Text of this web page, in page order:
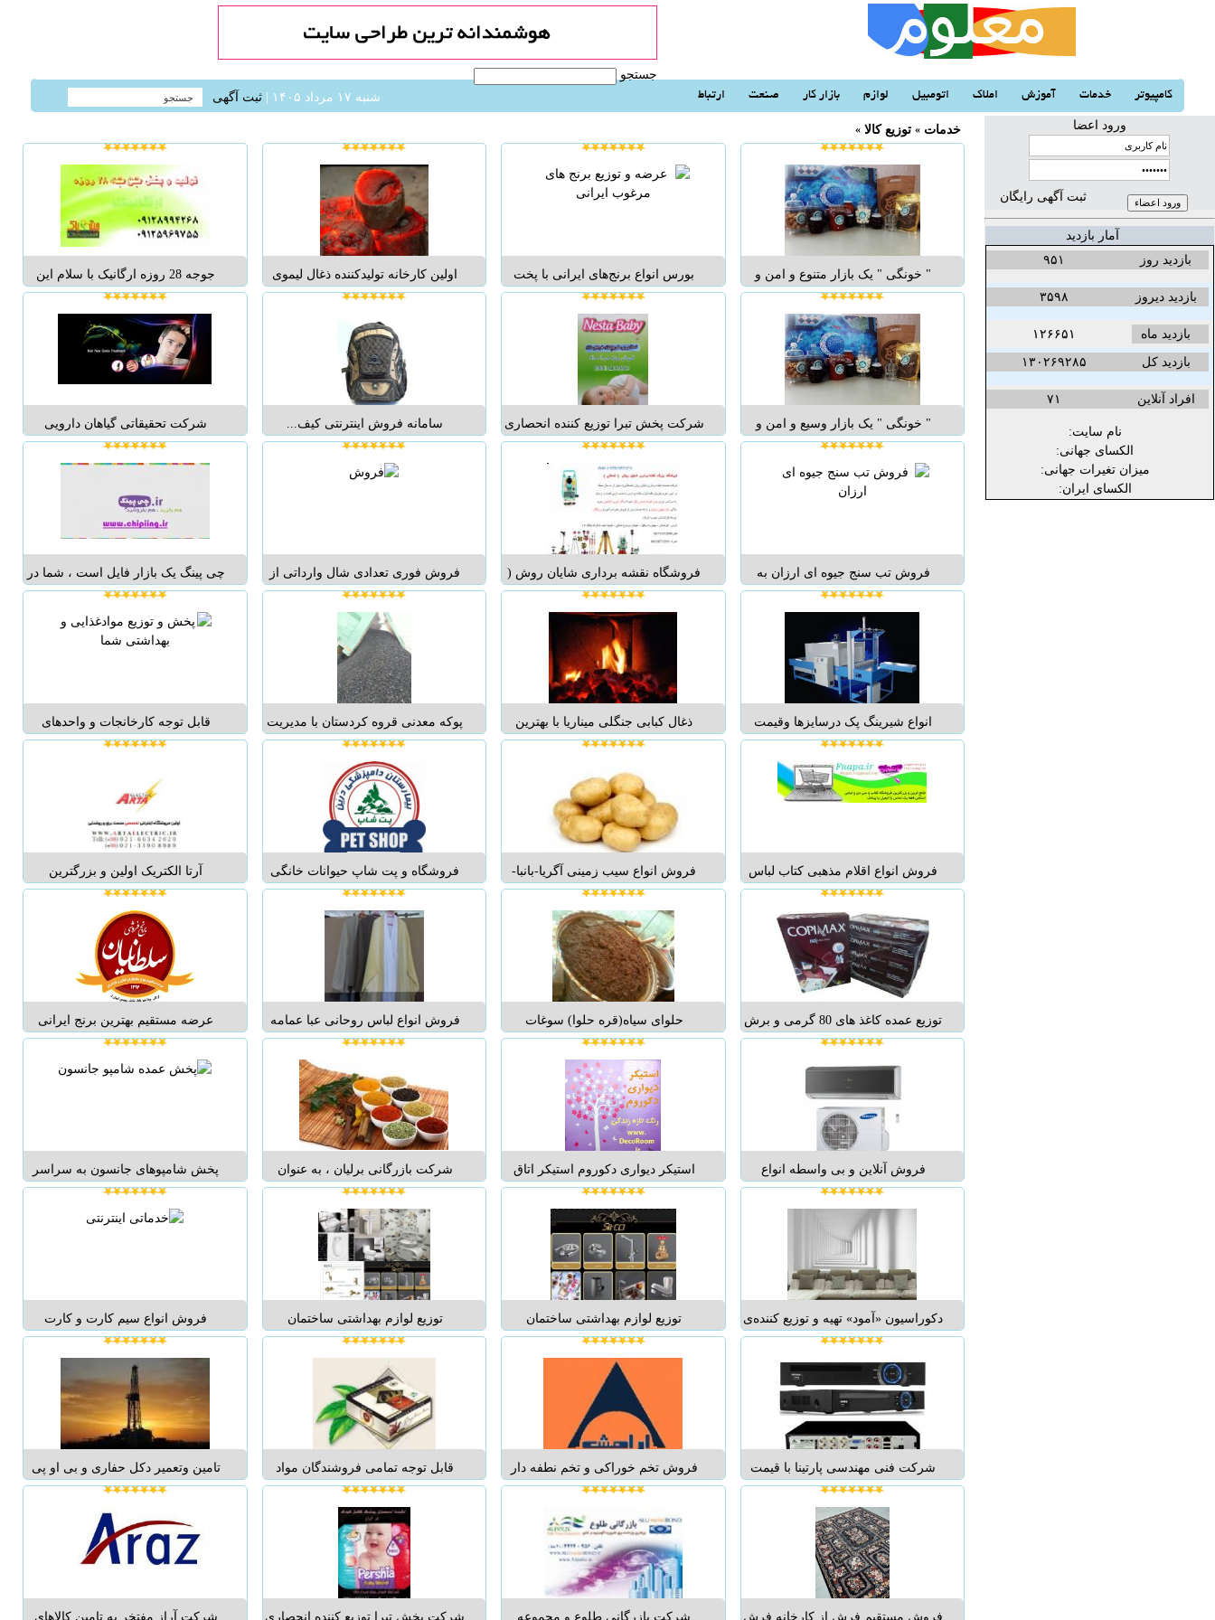
شنبه ۱۷ مرداد ۱۴۰۵ | ثبت آگهی
جستجو
کامپیوتر خدمات آموزش املاک اتومبیل لوازم بازار کار صنعت ارتباط
خدمات « توزیع كالا «
" خونگی " یک بازار متنوع و امن و
آنلاین برای خرید انواع محصولات
خانگی و دست ساز است. در این
سایت انواع محصولات خانگی از قبیل
ترشی جات، مربا و ملزومات صبحانه،
نان های طعم دار، کیک و ...
بورس انواع برنج‌های ایرانی با پخت
عالی و با نازلترین قیمت شامل طارم
محلی طارم فریدونکنار طارم هاشمی
دمسیاه استخوانی برنج‌های پر محصول
شیرودی و نیمه برنج بر...
اولین کارخانه تولیدکننده ذغال لیموی
صادراتی ایران(میناریا به مناسبت فرا
باورنکردنی به عمده فروشان محترم
ومراکزپخش ذغال تهران کرج
وشهرستانهای مجاور عرضه میدارد
بد...
جوجه 28 روزه ارگانیک با سلام این
مرکز خود را متعهد و متضمن که
جوجه ها پس از تولد بصورت کاملا
طبیعی و بدون استفاده از داروهای
مکمل رشد در مرغداری پرورش می
یابند و همچنین در طول دوره رشد از
" خونگی " یک بازار وسیع و امن و
آنلاین برای خرید انواع محصولات
خانگی و دست ساز است. انواع
محصولات خانگی از قبیل ترشی جات،
مربا و ملزومات صبحانه، نان های
شرکت پخش تبرا توزیع کننده انحصاری
محصولات پوشک کامل کودک پرشیا و
نستا بیبی ، دستمال کاغذی و دستمال
مرطوب جهت خرید عمده با تخفیفات
خاص وهزینه حمل رایگان با ما تماس
بگیرید. ادرس : سه راه خرمشهر- قبل
...
سامانه فروش اینترنتی کیف...
شرکت تحقیقاتی گیاهان دارویی
بوستان یزد برخلاف روش‌های درمانی
طب نوین که فقط بر تاثیر عوامل
خارجی مانند الودگی هوا و کمبود
بعضی از یونها در ساقه مو از عوامل
ر...
فروش تب سنج جیوه ای ارزان به
مقدار نا محدود...
فروشگاه نقشه برداری شایان روش (
اصلانی )...
فروش فوری تعدادی شال وارداتی از
بهترین برندهای ترک با رنگ بندی های
متنوع به صورت عمده و یکجا با بهترین
قیمت و کیفیت...
چی پینگ یک بازار فایل است ، شما در
چی پینگ هم مصرف کننده ، هم
فروشنده و هم خریدار هستید. در چی
پینگ بدون محدودیت می توانید فایل
های خودتان را با دیگر کاربران به
انواع شیرینگ پک درسایزها وقیمت
های مختلف ...
ذغال کبابی جنگلی میناریا با بهترین
کیفیت در تناژبالای دوتن به بالا به
09120238603 زندی 09120238603
زندی 02176214876 ابراهیمی ...
پوکه معدنی قروه کردستان با مدیریت
عباس فعله گری آماده خدمات دهی
برای هموطننان گرامی می باشد پوکه
معدنی قروه سبک وارزان در سایزهای
بادامی نخودی عدسی و ماسه ای برای
شیب بندی کف سازی وبلوک زنی لطفا
برای...
قابل توجه کارخانجات و واحدهای
تولیدی مواد غذایی و بهداشتی: یک
واقع در شمال کشور با امکانات وسیع ،
آمادگی خود را جهت پخش و توزیع
مواد غذایی و بهداشتی در شمال کشور
ب...
فروش انواع اقلام مذهبی کتاب لباس
طلبگی انواع نرم افزار انواع لباس
روحانی و.........
فروش انواع سیب زمینی آگریا-بانبا-
اسپریت-سانته جلی و ..... بهترین نوع
سیب زمینی راباکمترین قیمت از ما
بخواهید. ...
فروشگاه و پت شاپ حیوانات خانگی
بیمارستان دامپزشکی درین کاملترین
مرکز فروش لوازم حیوانات خانگی
سگ گربه پرند و پرندگان زینتی
جوندگان با برترین برندهای جهانی و با
کیفیت ترین محصولات حیوانات
خانگ...
آرتا الکتریک اولین و بزرگترین
فروشگاه اینترنتی تخصصی صنعت
برق و روشنایی کشور با متنوع ترین
محصولات تضمین کیفیت ، بهترین
قیمت و ارسال سریع به سراسر کشور
تکفروشی و عمده فروشی با
مناسب...
توزیع عمده کاغذ های 80 گرمی و برش
لیزری خورده کره ای ،چینی و هندی با
حلوای سیاه(قره حلوا) سوغات
مخصوص استان اردبیل حلوای سیاه
سوغاتی مخصوص اردبیل که بصورت
سنتی و در دیگهایی به نام تیان پخت
میگردد و بعنوان غذای مقوی مورد
استفاده میباشد حلوای سیاه با داشتن
خاصیت درمان...
فروش انواع لباس روحانی عبا عمامه
قبا و.... با 20 درصد تخفیف فروشگاه
عرضه مستقیم بهترین برنج ایرانی
ازشالیکاران گیلان ومازندران وگلستان
به سراسرکشوروجهان فروش نقدی
فروش آنلاین و بی واسطه انواع
کولرگازی اسپلیت دوتکه دیواری پنجره
ای و ایستاده از معتبرترین برندها مانند
اوجنرال سامسونگ ال جی گری
هایسنس و.... به همراه نصب رایگان...
استیکر دیواری دکوروم استیکر اتاق
کودک ...
شرکت بازرگانی برلیان ، به عنوان
یکی از فعالین صنایع غذایی کشور
آمادگی خود را جهت تامین مواد اولیه
کارخانه جات صنایع غذایی و سایر
مراکز مصرف اعلام می دارد
محصولات : پودر خردل کانادایی کد
103 پودر ...
پخش شامپوهای جانسون به سراسر
کشور فروش عمده شامپوهای جانسون
200 میل و 300 میل به سراسر کشور
دکوراسیون «آمود» تهیه و توزیع کننده‌ی
انواع پوسترهای سه بعدی قابل
شستشو پوسترهای دیواری با طرح و
ابعاد « دلخواه » شما تنها کافیست
مراحل زیر را طی ...
توزیع لوازم بهداشتی ساختمان
شیرآلات،روشویی کابینتی،چینی آلات
بهداشتی ، وان و جکوزی ، هودو سینک
و گاز ، علم یونیکا ،پنل دوش ، فلاش
تانک ، لوازم سرویس بهداشتی و حمام
،اکسسوری ، سطل و برس ، تجهیزا...
توزیع لوازم بهداشتی ساختمان
شیرآلات،روشویی کابینتی،چینی آلات
بهداشتی ، وان و جکوزی ، هودو سینک
و گاز ، علم یونیکا ،پنل دوش ، فلاش
تانک ، لوازم سرویس بهداشتی و حمام
،اکسسوری ، سطل و برس ، تجهیزا...
فروش انواع سیم کارت و کارت
شارژ...
شركت فنى مهندسى پارتينا با قیمت
عمده و ٣ سال گارانتى تعویض محل
کار ، منزل ، باغ و ویلا خود را از
موبایل خود ببینید و کنترل کنید کاملا
رایگان. بیش از ٧٠ مدل انواع دوربین-
انتقال تصویر بر روى تل...
فروش تخم خوراکی و تخم نطفه دار
بلدرچینفروش جوجه یک روزه
قابل توجه تمامی فروشندگان مواد
غذایی-عمده فروش ها-سوپرها و
فروشگاه ها و...... فروش چای محمود
درهمه وزن ها با قیمت بسیار مناسب
در سراسر کشور و به خصوص در
تهران (هر تعداد سفارش پذیرفته می
شود.) ا...
تامین وتعمیر دکل حفاری و بی او پی
U S A Made Drilling Rig fire urgent
supply of Potassium Chloride (KCL)
used by all oil well drilling companies
buyer...
فروش مستقیم فرش از کارخانه فرش شرکت بازرگانی طلوع و مجموعه شرکت پخش تبرا توزیع کننده انحصاری شرکت آراز مفتخر به تامین کالاهای
ورود اعضا
ثبت آگهی رایگان
آمار بازدید
بازدید روز
۹۵۱
بازدید دیروز ۳۵۹۸
بازدید ماه ۱۲۶۶۵۱
بازدید کل ۱۳۰۲۶۹۲۸۵
افراد آنلاین ۷۱
نام سایت:
الکسای جهانی:
میزان تغیرات جهانی:
الکسای ایران: